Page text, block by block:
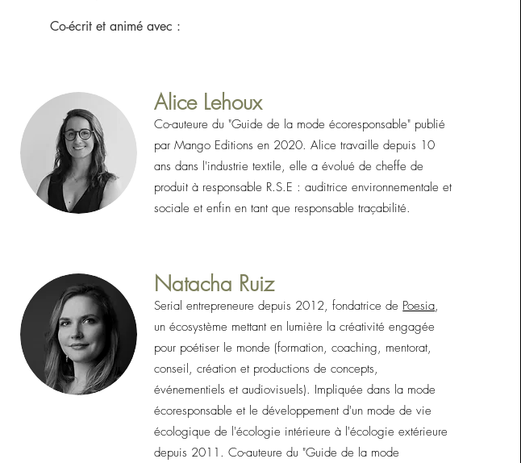
Co-écrit et animé avec :
Alice Lehoux
Co-auteure du "Guide de la mode écoresponsable" publié
par Mango Editions en 2020. Alice travaille depuis 10
ans dans l'industrie textile, elle a évolué de cheffe de
produit à responsable R.S.E : auditrice environnementale et
sociale et enfin en tant que responsable traçabilité.
Natacha Ruiz
Serial entrepreneure depuis 2012, fondatrice de Poesia,
un écosystème mettant en lumière la créativité engagée
pour poétiser le monde (formation, coaching, mentorat,
conseil, création et productions de concepts,
événementiels et audiovisuels). Impliquée dans la mode
écoresponsable et le développement d'un mode de vie
écologique de l'écologie intérieure à l'écologie extérieure
depuis 2011. Co-auteure du "Guide de la mode